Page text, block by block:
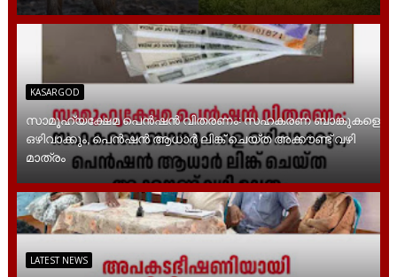
KASARGOD
സാമൂ​ഹ്യക്ഷേമ പെൻഷൻ വിതരണം: സഹകരണ ബാങ്കുകളെ
ഒഴിവാക്കും, പെൻഷൻ ആധാർ‌ ലിങ്ക് ചെയ്ത അക്കൗണ്ട് വഴി
മാത്രം
LATEST NEWS